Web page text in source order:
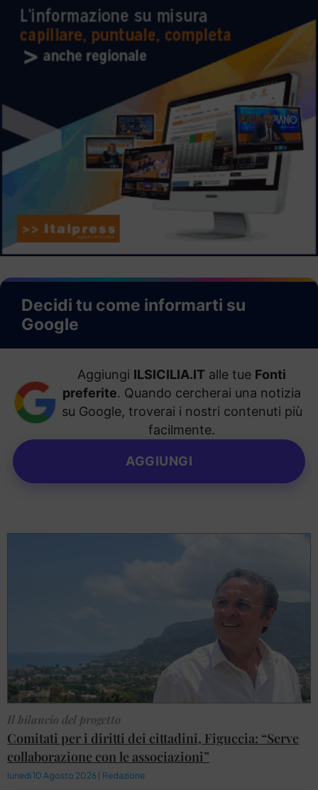
Decidi tu come informarti su
Google
Aggiungi ILSICILIA.IT alle tue Fonti
preferite. Quando cercherai una notizia
su Google, troverai i nostri contenuti più
facilmente.
AGGIUNGI
Il bilancio del progetto
Comitati per i diritti dei cittadini, Figuccia: “Serve
collaborazione con le associazioni”
lunedì 10 Agosto 2026 | Redazione